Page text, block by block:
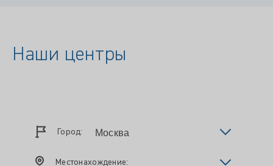
Наши центры
Город:
Местонахождение: